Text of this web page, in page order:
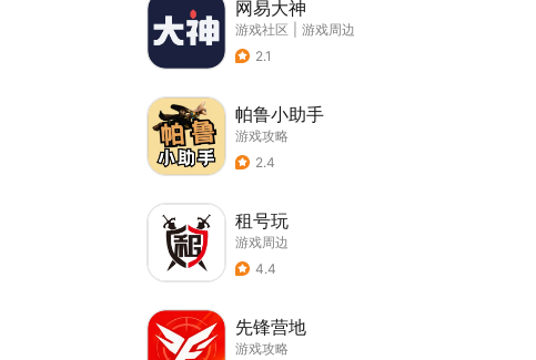
网易大神
游戏社区
游戏周边
2.1
帕鲁小助手
游戏攻略
2.4
租号玩
游戏周边
4.4
先锋营地
游戏攻略